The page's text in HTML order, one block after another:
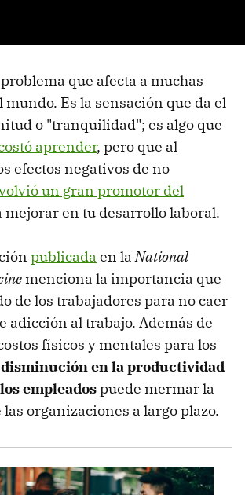
que afecta a muchas
mundo. Es la sensación que da el
o "tranquilidad"; es algo que
aprender, pero que al
efectos negativos de no
un gran promotor del
mejorar en tu desarrollo laboral.
publicada en laNational
menciona la importancia que
de los trabajadores para no caer
adicción al trabajo. Además de
físicos y mentales para los
en la productividad
empleadospuede mermar la
organizaciones a largo plazo.